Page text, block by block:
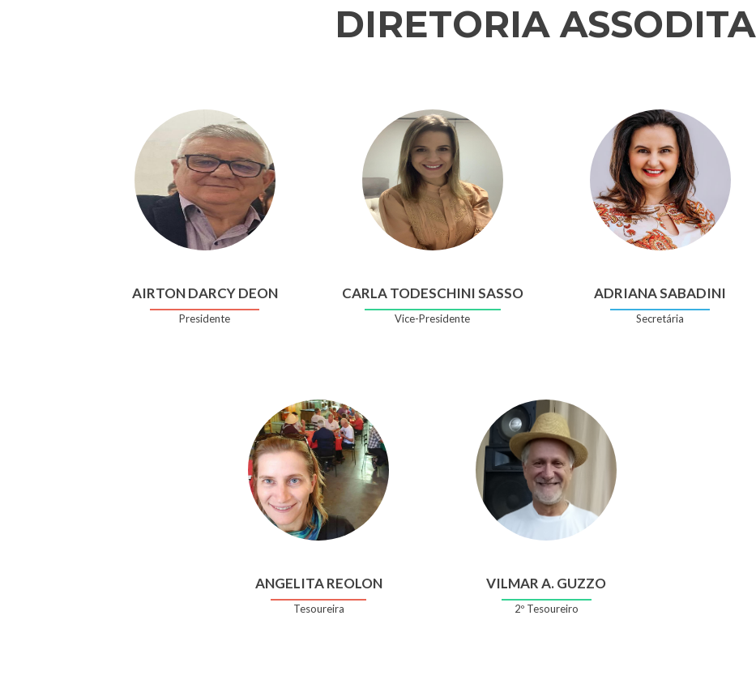
DIRETORIA ASSODITA
AIRTON DARCY DEON
Presidente
CARLA TODESCHINI SASSO
Vice-Presidente
ADRIANA SABADINI
Secretária
ANGELITA REOLON
Tesoureira
VILMAR A. GUZZO
2º Tesoureiro